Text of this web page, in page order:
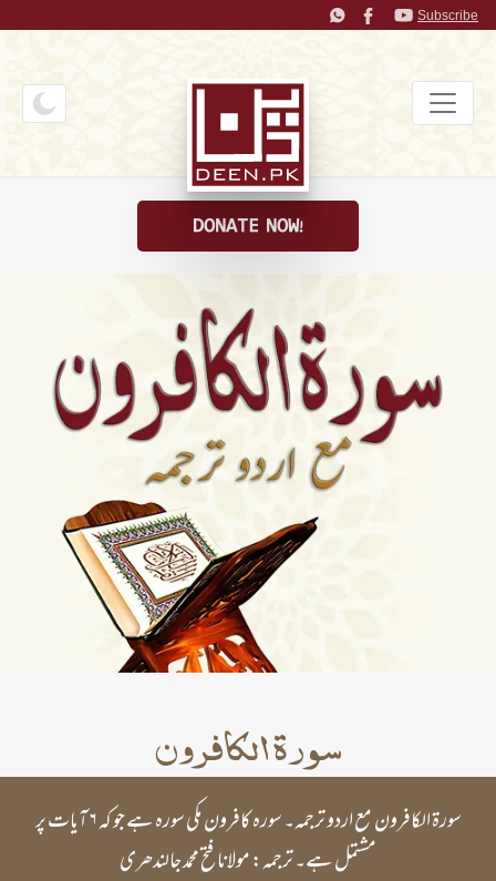
Subscribe
DONATE NOW!
سورۃ الکافرون
سورۃ الکافرون مع اردو ترجمہ۔ سورہ کافرون مکی سورہ ہے جو کہ ۶ آیات پر
مشتمل ہے۔ ترجمہ: مولانا فتح محمد جالندھری